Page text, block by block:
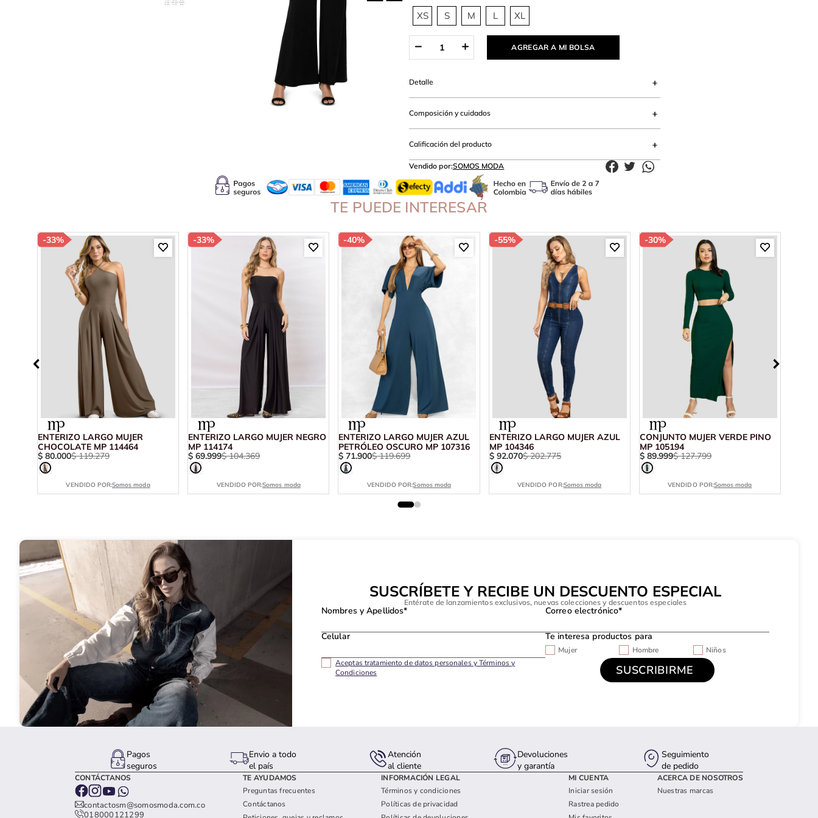
XS S M L XL
AGREGAR A MI BOLSA
Detalle
Composición y cuidados
Calificación del producto
Vendido por:SOMOS MODA
TE PUEDE INTERESAR
-33%
ENTERIZO LARGO MUJER
CHOCOLATE MP 114464
$ 80.000$ 119.279
VENDIDO POR:Somos moda
-33%
ENTERIZO LARGO MUJER NEGRO
MP 114174
$ 69.999$ 104.369
VENDIDO POR:Somos moda
-40%
ENTERIZO LARGO MUJER AZUL
PETRÓLEO OSCURO MP 107316
$ 71.900$ 119.699
VENDIDO POR:Somos moda
-55%
ENTERIZO LARGO MUJER AZUL
MP 104346
$ 92.070$ 202.775
VENDIDO POR:Somos moda
-30%
CONJUNTO MUJER VERDE PINO
MP 105194
$ 89.999$ 127.799
VENDIDO POR:Somos moda
SUSCRÍBETE Y RECIBE UN DESCUENTO ESPECIAL
Entérate de lanzamientos exclusivos, nuevas colecciones y descuentos especiales
Nombres y Apellidos* Correo electrónico*
Celular Te interesa productos para
Mujer Hombre
Niños
Aceptas tratamiento de datos personales y Términos y
Condiciones
Pagos
seguros
Envio a todo
el país
Atención
al cliente
Devoluciones
y garantía
Seguimiento
de pedido
CONTÁCTANOS
contactosm@somosmoda.com.co
018000121299
TE AYUDAMOS
Preguntas frecuentes
Contáctanos
INFORMACIÓN LEGAL
Términos y condiciones
Políticas de privacidad
MI CUENTA
Iniciar sesión
Rastrea pedido
ACERCA DE NOSOTROS
Nuestras marcas
camibuzo